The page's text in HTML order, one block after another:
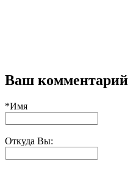
Ваш комментарий
*Имя
Откуда Вы: